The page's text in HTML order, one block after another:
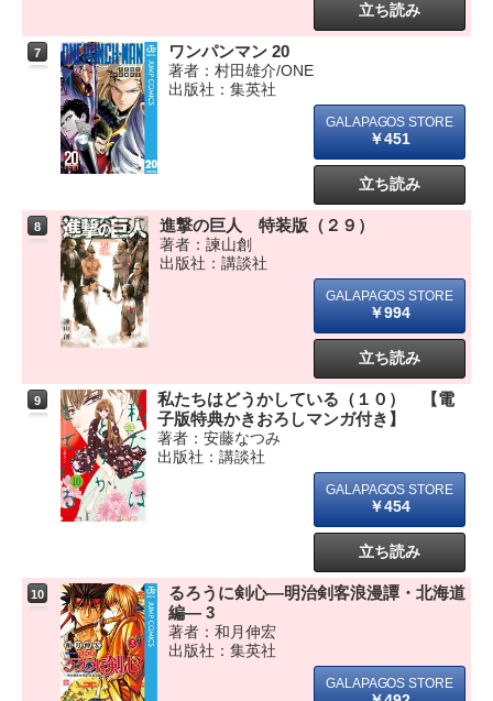
立ち読み
7 ワンパンマン 20
著者：村田雄介/ONE
出版社：集英社
￥451
立ち読み
8 進撃の巨人 特装版（２９）
著者：諫山創
出版社：講談社
￥994
立ち読み
9
私たちはどうかしている（１０） 【電
子版特典かきおろしマンガ付き】
著者：安藤なつみ
出版社：講談社
￥454
立ち読み
10
るろうに剣心―明治剣客浪漫譚・北海道
編― 3
著者：和月伸宏
出版社：集英社